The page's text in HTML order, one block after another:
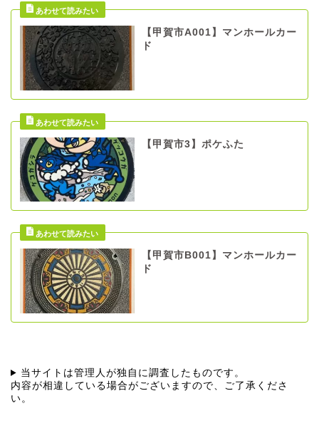
【甲賀市A001】マンホールカー
ド
【甲賀市3】ポケふた
【甲賀市B001】マンホールカー
ド
当サイトは管理人が独自に調査したものです。
内容が相違している場合がございますので、ご了承くださ
い。